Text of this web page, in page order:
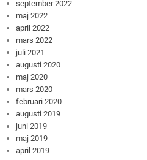
september 2022
maj 2022
april 2022
mars 2022
juli 2021
augusti 2020
maj 2020
mars 2020
februari 2020
augusti 2019
juni 2019
maj 2019
april 2019